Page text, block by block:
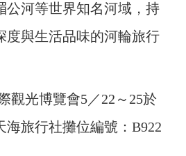
公河等世界知名河域，持
度與生活品味的河輪旅行
觀光博覽會5／22～25於
海旅行社攤位編號：B922